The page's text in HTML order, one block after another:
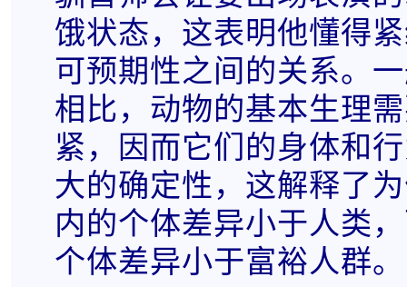
饿状态，这表明他懂得
可预期性之间的关系。
相比，动物的基本生理
紧，因而它们的身体和
大的确定性，这解释了
内的个体差异小于人类
个体差异小于富裕人群